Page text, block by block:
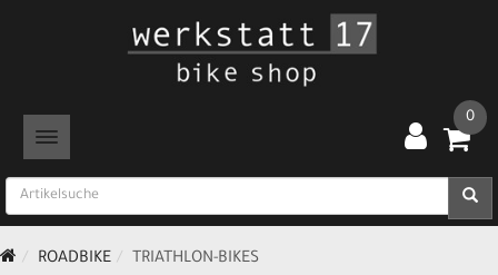
TOGGLE NAVIGATION
0
ROADBIKE TRIATHLON-BIKES